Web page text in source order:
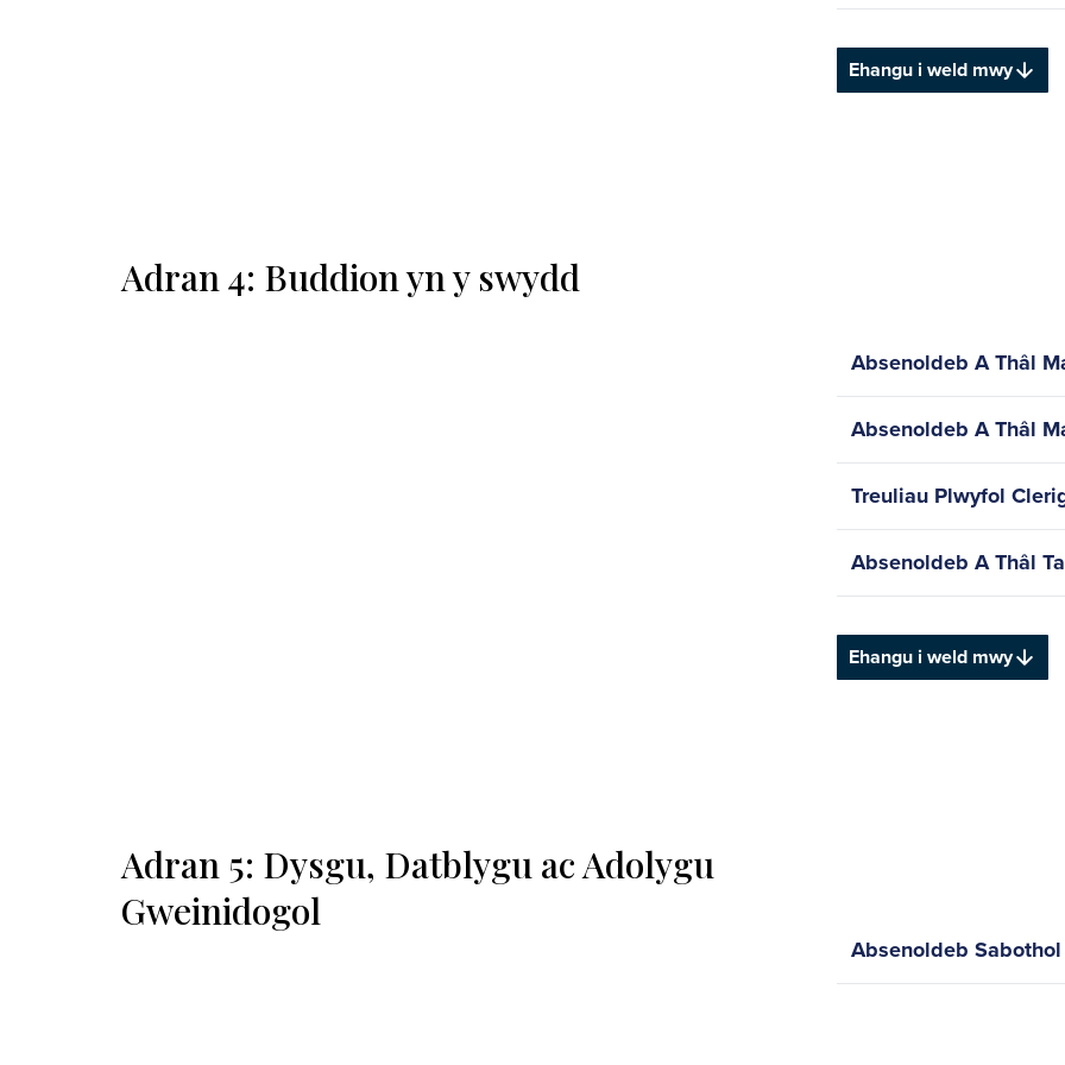
Ehangu i weld mwy
Adran 4: Buddion yn y swydd
Absenoldeb A Thâl
Absenoldeb A Thâl
Treuliau Plwyfol
Absenoldeb A Thâl
Ehangu i weld mwy
Adran 5: Dysgu, Datblygu ac Adolygu
Gweinidogol
Absenoldeb Sabothol